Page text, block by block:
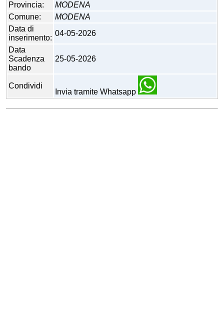
Provincia:
MODENA
Comune:
MODENA
Data di
inserimento:
04-05-2026
Data
Scadenza
bando
25-05-2026
Condividi
Invia tramite Whatsapp